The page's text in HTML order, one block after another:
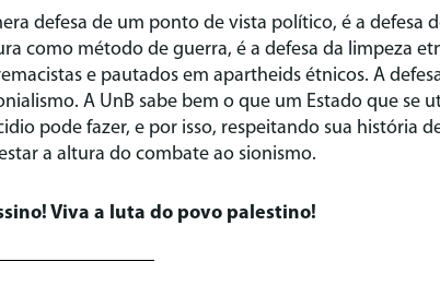
defesa de um ponto de vista político, é a defesa
como método de guerra, é a defesa da limpeza
e pautados em apartheids étnicos. A
A UnB sabe bem o que um Estado que se
pode fazer, e por isso, respeitando sua história
a altura do combate ao sionismo.
Viva a luta do povo palestino!